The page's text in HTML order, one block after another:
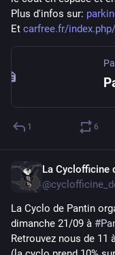
Plus d'infos sur:
Et carfree.fr/
1 6
La Cyclofficine
La Cyclo de Pantin
dimanche 21/09 à #
Retrouvez nous de 11